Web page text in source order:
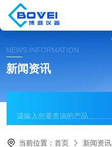
NEWS INFORMATION
新闻资讯
当前位置：首页 新闻资讯